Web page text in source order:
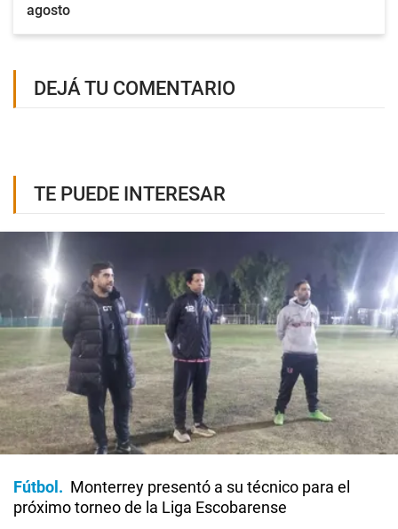
agosto
DEJÁ TU COMENTARIO
TE PUEDE INTERESAR
Fútbol
Monterrey presentó a su técnico para el
próximo torneo de la Liga Escobarense